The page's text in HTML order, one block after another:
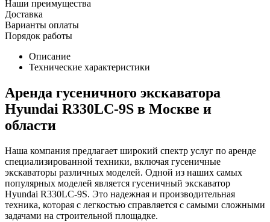
Наши преимущества
Доставка
Варианты оплаты
Порядок работы
Описание
Технические характеристики
Аренда гусеничного экскаватора
Hyundai R330LC-9S в Москве и
области
Наша компания предлагает широкий спектр услуг по аренде
специализированной техники, включая гусеничные
экскаваторы различных моделей. Одной из наших самых
популярных моделей является гусеничный экскаватор
Hyundai R330LC-9S. Это надежная и производительная
техника, которая с легкостью справляется с самыми сложными
задачами на строительной площадке.